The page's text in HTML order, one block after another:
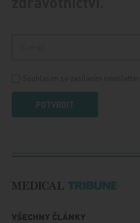
POTVRDIT
VŠECHNY ČLÁNKY